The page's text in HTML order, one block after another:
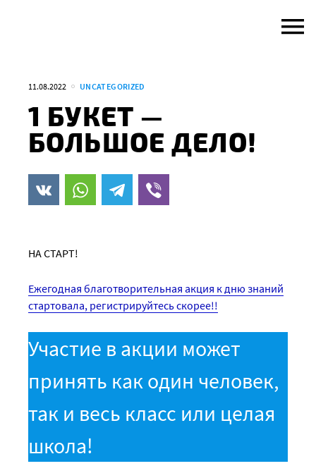
11.08.2022 UNCATEGORIZED
1 БУКЕТ —
БОЛЬШОЕ ДЕЛО!
НА СТАРТ!
Ежегодная благотворительная акция к дню знаний
стартовала, регистрируйтесь скорее!!
Участие в акции может
принять как один человек,
так и весь класс или целая
школа!